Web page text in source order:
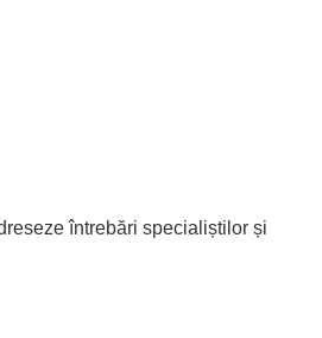
întrebări specialiștilor și